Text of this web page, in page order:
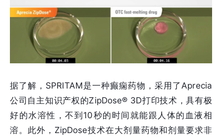
据了解，SPRITAM是一种癫痫药物，采用了Aprecia
公司自主知识产权的ZipDose® 3D打印技术，具有极
好的水溶性，不到10秒的时间就能跟人体的血液相
溶。此外，ZipDose技术在大剂量药物和剂量要求非